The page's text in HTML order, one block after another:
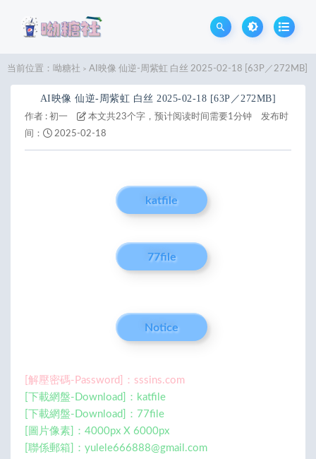
当前位置： 呦糖社 > AI映像 仙逆-周紫虹 白丝 2025-02-18 [63P／272MB]
AI映像 仙逆-周紫虹 白丝 2025-02-18 [63P／272MB]
作者 : 初一 本文共23个字，预计阅读时间需要1分钟
发布时
间：
2025-02-18
katfile
77file
Notice
[解壓密碼-Password]：sssins.com
[下載網盤-Download]：katfile
[下載網盤-Download]：77file
[圖片像素]：4000px X 6000px
[聯係郵箱]： yulele666888@gmail.com